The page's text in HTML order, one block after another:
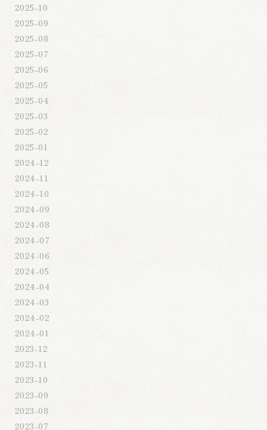
2025-10
2025-09
2025-08
2025-07
2025-06
2025-05
2025-04
2025-03
2025-02
2025-01
2024-12
2024-11
2024-10
2024-09
2024-08
2024-07
2024-06
2024-05
2024-04
2024-03
2024-02
2024-01
2023-12
2023-11
2023-10
2023-09
2023-08
2023-07